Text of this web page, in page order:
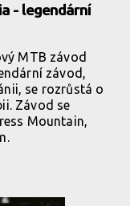
- legendární
MTB závod
závod,
se rozrůstá o
Závod se
Mountain,